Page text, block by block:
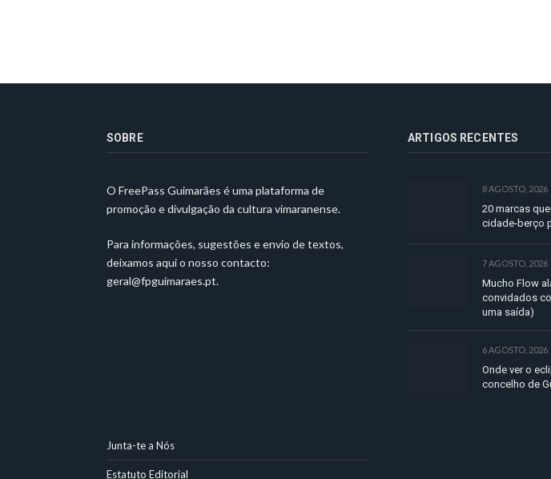
SOBRE
O FreePass Guimarães é uma plataforma de
promoção e divulgação da cultura vimaranense.
Para informações, sugestões e envio de textos,
deixamos aqui o nosso contacto:
geral@fpguimaraes.pt.
ARTIGOS RECENTES
8 AGOSTO, 2026
20 marcas
cidade-berço
7 AGOSTO, 2026
Mucho Flow
convidados
uma saída)
6 AGOSTO, 2026
Onde ver o
concelho de
Junta-te a Nós
Estatuto Editorial